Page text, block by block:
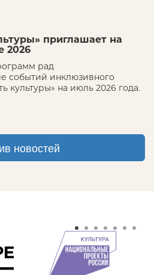
приглашает на
2026
рад
событий инклюзивного
культуры» на июль 2026 года.
новостей